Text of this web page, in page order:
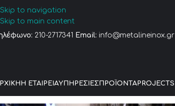
Skip to navigation
Skip to main content
210-2717341 Email: info@metalineinox.gr
Η ΕΤΑΙΡΕΊΑΥΠΗΡΕΣΊΕΣ ΠΡΟΪΌΝΤΑ PROJECTS